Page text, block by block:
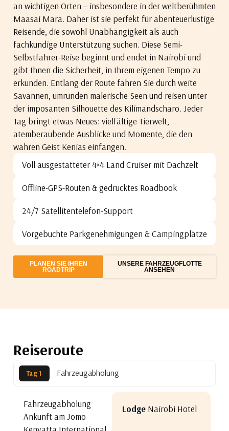
an wichtigen Orten – insbesondere in der weltberühmten
Maasai Mara. Daher ist sie perfekt für abenteuerlustige
Reisende, die sowohl Unabhängigkeit als auch
fachkundige Unterstützung suchen. Diese Semi-
Selbstfahrer-Reise beginnt und endet in Nairobi und
gibt Ihnen die Sicherheit, in Ihrem eigenen Tempo zu
erkunden. Entlang der Route fahren Sie durch weite
Savannen, umrunden malerische Seen und reisen unter
der imposanten Silhouette des Kilimandscharo. Jeder
Tag bringt etwas Neues: vielfältige Tierwelt,
atemberaubende Ausblicke und Momente, die den
wahren Geist Kenias einfangen.
Voll ausgestatteter 4×4 Land Cruiser mit Dachzelt
Offline-GPS-Routen & gedrucktes Roadbook
24/7 Satellitentelefon-Support
Vorgebuchte Parkgenehmigungen & Campingplätze
PLANEN SIE IHREN
ROADTRIP
UNSERE FAHRZEUGFLOTTE
ANSEHEN
Reiseroute
Tag 1 Fahrzeugabholung
Fahrzeugabholung
Ankunft am Jomo
LodgeNairobi Hotel